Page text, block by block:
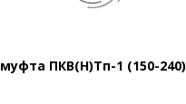
муфта ПКВ(Н)Тп-1 (150-240)